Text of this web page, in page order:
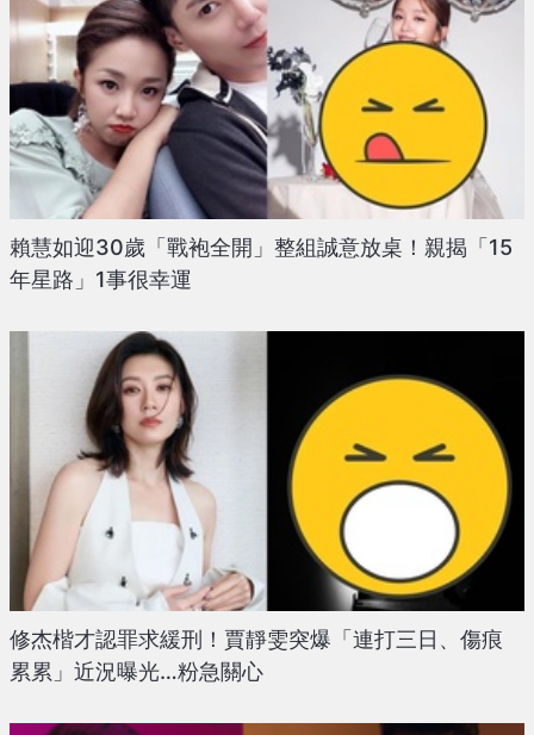
賴慧如迎30歲「戰袍全開」整組誠意放桌！親揭「15
年星路」1事很幸運
修杰楷才認罪求緩刑！賈靜雯突爆「連打三日、傷痕
累累」近況曝光…粉急關心